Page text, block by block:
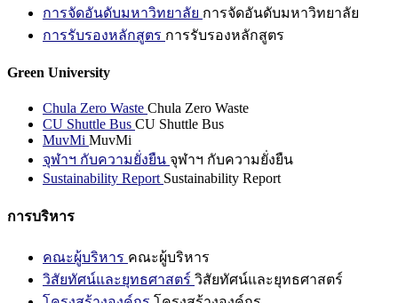
การจัดอันดับมหาวิทยาลัย การจัดอันดับมหาวิทยาลัย
การรับรองหลักสูตร การรับรองหลักสูตร
Green University
Chula Zero Waste Chula Zero Waste
CU Shuttle Bus CU Shuttle Bus
MuvMi MuvMi
จุฬาฯ กับความยั่งยืน จุฬาฯ กับความยั่งยืน
Sustainability Report Sustainability Report
การบริหาร
คณะผู้บริหาร คณะผู้บริหาร
วิสัยทัศน์และยุทธศาสตร์ วิสัยทัศน์และยุทธศาสตร์